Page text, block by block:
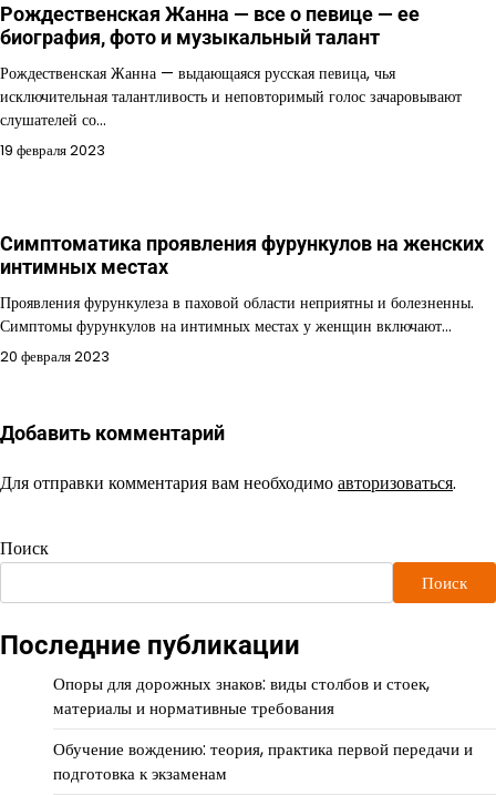
Рождественская Жанна — все о певице — ее
биография, фото и музыкальный талант
Рождественская Жанна — выдающаяся русская певица, чья
исключительная талантливость и неповторимый голос зачаровывают
слушателей со…
19 февраля 2023
Симптоматика проявления фурункулов на женских
интимных местах
Проявления фурункулеза в паховой области неприятны и болезненны.
Симптомы фурункулов на интимных местах у женщин включают…
20 февраля 2023
Добавить комментарий
Для отправки комментария вам необходимоавторизоваться.
Поиск
Поиск
Последние публикации
Опоры для дорожных знаков: виды столбов и стоек,
материалы и нормативные требования
Обучение вождению: теория, практика первой передачи и
подготовка к экзаменам